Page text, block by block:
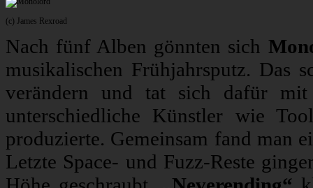
(c) James Rexroad
Nach fünf Alben gönnten sich
musikalischen Frühjahrsputz. Das
verändern und tat sich dafür
unterschiedliche Künstler wie
produzierte. Gemeinsam fand man
Letzte Space- und Fuzz-Reste